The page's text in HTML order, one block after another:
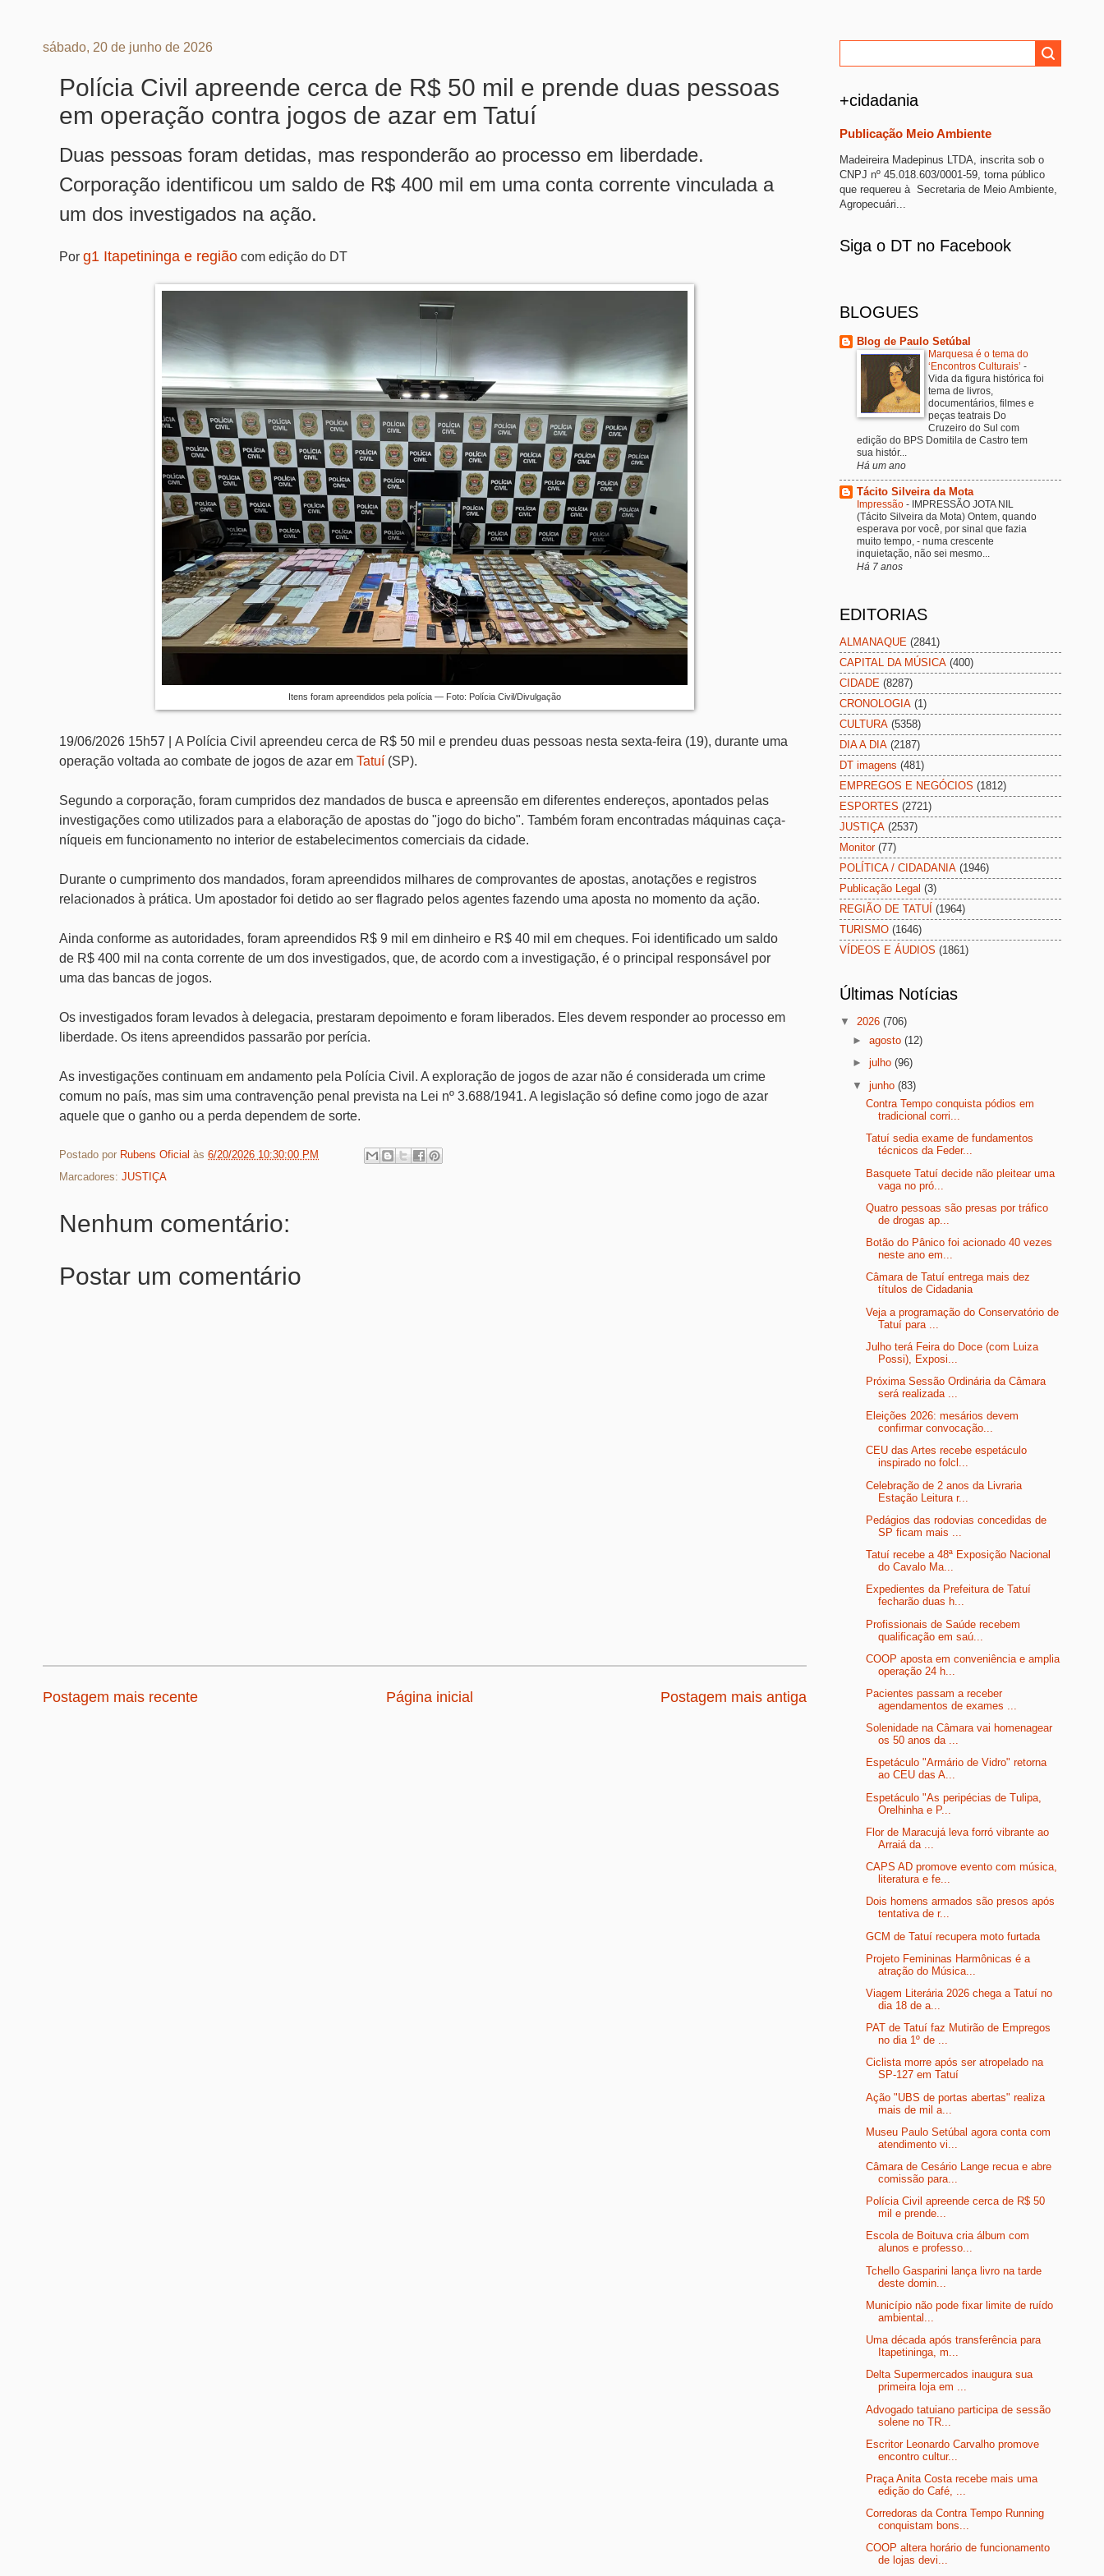
sábado, 20 de junho de 2026
Polícia Civil apreende cerca de R$ 50 mil e prende duas pessoas
em operação contra jogos de azar em Tatuí
Duas pessoas foram detidas, mas responderão ao processo em liberdade.
Corporação identificou um saldo de R$ 400 mil em uma conta corrente vinculada a
um dos investigados na ação.
Por g1 Itapetininga e região com edição do DT
Itens foram apreendidos pela polícia — Foto: Polícia Civil/Divulgação
19/06/2026 15h57 | A Polícia Civil apreendeu cerca de R$ 50 mil e prendeu duas pessoas nesta sexta-feira (19), durante uma
operação voltada ao combate de jogos de azar em Tatuí (SP).
Segundo a corporação, foram cumpridos dez mandados de busca e apreensão em diferentes endereços, apontados pelas
investigações como utilizados para a elaboração de apostas do "jogo do bicho". Também foram encontradas máquinas caça-
níqueis em funcionamento no interior de estabelecimentos comerciais da cidade.
Durante o cumprimento dos mandados, foram apreendidos milhares de comprovantes de apostas, anotações e registros
relacionados à prática. Um apostador foi detido ao ser flagrado pelos agentes fazendo uma aposta no momento da ação.
Ainda conforme as autoridades, foram apreendidos R$ 9 mil em dinheiro e R$ 40 mil em cheques. Foi identificado um saldo
de R$ 400 mil na conta corrente de um dos investigados, que, de acordo com a investigação, é o principal responsável por
uma das bancas de jogos.
Os investigados foram levados à delegacia, prestaram depoimento e foram liberados. Eles devem responder ao processo em
liberdade. Os itens apreendidos passarão por perícia.
As investigações continuam em andamento pela Polícia Civil. A exploração de jogos de azar não é considerada um crime
comum no país, mas sim uma contravenção penal prevista na Lei nº 3.688/1941. A legislação só define como jogo de azar
aquele que o ganho ou a perda dependem de sorte.
Postado por Rubens Oficial às 6/20/2026 10:30:00 PM
Marcadores: JUSTIÇA
Nenhum comentário:
Postar um comentário
Postagem mais recente Postagem mais antiga
Página inicial
+cidadania
Publicação Meio Ambiente
Madeireira Madepinus LTDA, inscrita sob o
CNPJ nº 45.018.603/0001-59, torna público
que requereu à Secretaria de Meio Ambiente,
Agropecuári...
Siga o DT no Facebook
BLOGUES
Blog de Paulo Setúbal
Marquesa é o tema do
‘Encontros Culturais’ -
Vida da figura histórica foi
tema de livros,
documentários, filmes e
peças teatrais Do
Cruzeiro do Sul com
edição do BPS Domitila de Castro tem
sua histór...
Há um ano
Tácito Silveira da Mota
Impressão - IMPRESSÃO JOTA NIL
(Tácito Silveira da Mota) Ontem, quando
esperava por você, por sinal que fazia
muito tempo, - numa crescente
inquietação, não sei mesmo...
Há 7 anos
EDITORIAS
ALMANAQUE (2841)
CAPITAL DA MÚSICA (400)
CIDADE (8287)
CRONOLOGIA (1)
CULTURA (5358)
DIA A DIA (2187)
DT imagens (481)
EMPREGOS E NEGÓCIOS (1812)
ESPORTES (2721)
JUSTIÇA (2537)
Monitor (77)
POLÍTICA / CIDADANIA (1946)
Publicação Legal (3)
REGIÃO DE TATUÍ (1964)
TURISMO (1646)
VÍDEOS E ÁUDIOS (1861)
Últimas Notícias
▼ 2026 (706)
►agosto(12)
►julho(96)
▼junho(83)
Contra Tempo conquista pódios em
tradicional corri...
Tatuí sedia exame de fundamentos
técnicos da Feder...
Basquete Tatuí decide não pleitear uma
vaga no pró...
Quatro pessoas são presas por tráfico
de drogas ap...
Botão do Pânico foi acionado 40 vezes
neste ano em...
Câmara de Tatuí entrega mais dez
títulos de Cidadania
Veja a programação do Conservatório de
Tatuí para ...
Julho terá Feira do Doce (com Luiza
Possi), Exposi...
Próxima Sessão Ordinária da Câmara
será realizada ...
Eleições 2026: mesários devem
confirmar convocação...
CEU das Artes recebe espetáculo
inspirado no folcl...
Celebração de 2 anos da Livraria
Estação Leitura r...
Pedágios das rodovias concedidas de
SP ficam mais ...
Tatuí recebe a 48ª Exposição Nacional
do Cavalo Ma...
Expedientes da Prefeitura de Tatuí
fecharão duas h...
Profissionais de Saúde recebem
qualificação em saú...
COOP aposta em conveniência e amplia
operação 24 h...
Pacientes passam a receber
agendamentos de exames ...
Solenidade na Câmara vai homenagear
os 50 anos da ...
Espetáculo "Armário de Vidro" retorna
ao CEU das A...
Espetáculo "As peripécias de Tulipa,
Orelhinha e P...
Flor de Maracujá leva forró vibrante ao
Arraiá da ...
CAPS AD promove evento com música,
literatura e fe...
Dois homens armados são presos após
tentativa de r...
GCM de Tatuí recupera moto furtada
Projeto Femininas Harmônicas é a
atração do Música...
Viagem Literária 2026 chega a Tatuí no
dia 18 de a...
PAT de Tatuí faz Mutirão de Empregos
no dia 1º de ...
Ciclista morre após ser atropelado na
SP-127 em Tatuí
Ação "UBS de portas abertas" realiza
mais de mil a...
Museu Paulo Setúbal agora conta com
atendimento vi...
Câmara de Cesário Lange recua e abre
comissão para...
Polícia Civil apreende cerca de R$ 50
mil e prende...
Escola de Boituva cria álbum com
alunos e professo...
Tchello Gasparini lança livro na tarde
deste domin...
Município não pode fixar limite de ruído
ambiental...
Uma década após transferência para
Itapetininga, m...
Delta Supermercados inaugura sua
primeira loja em ...
Advogado tatuiano participa de sessão
solene no TR...
Escritor Leonardo Carvalho promove
encontro cultur...
Praça Anita Costa recebe mais uma
edição do Café, ...
Corredoras da Contra Tempo Running
conquistam bons...
COOP altera horário de funcionamento
de lojas devi...